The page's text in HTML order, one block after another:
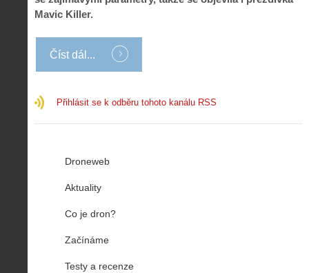
Mavic Killer.
Číst dál...
Přihlásit se k odběru tohoto kanálu RSS
Droneweb
Aktuality
Co je dron?
Začínáme
Testy a recenze